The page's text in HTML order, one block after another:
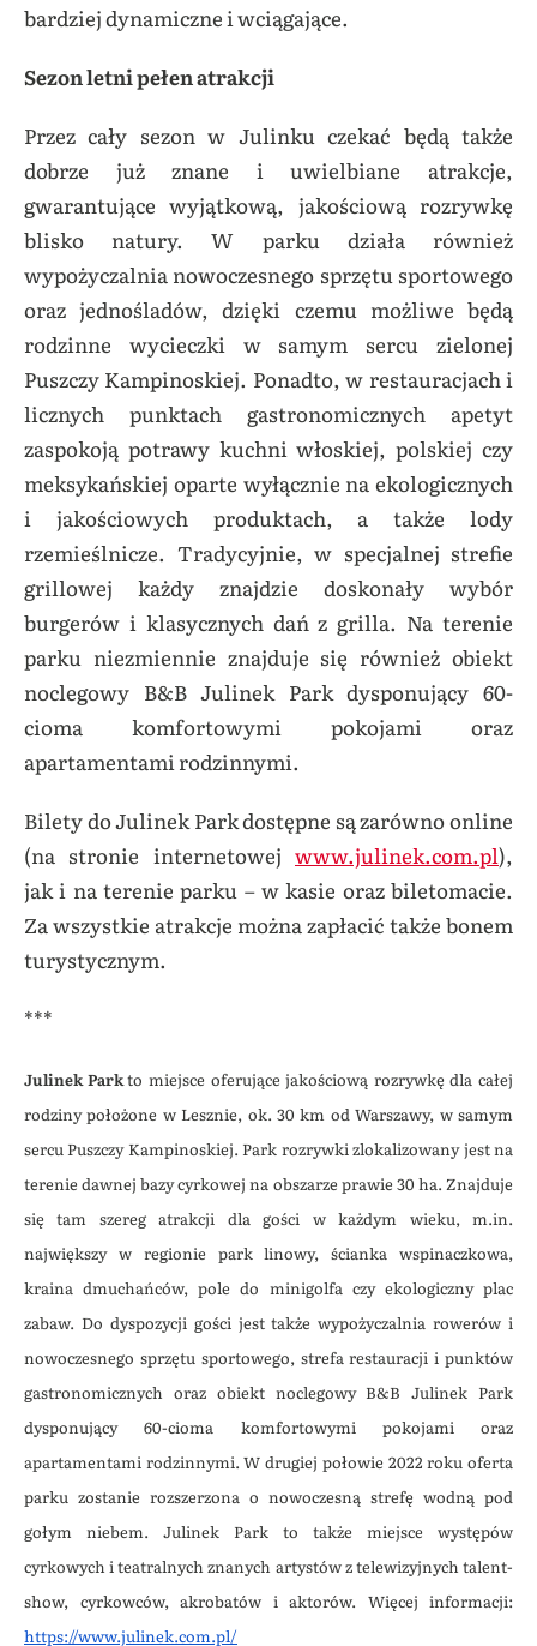
bardziej dynamiczne i wciągające.
Sezon letni pełen atrakcji
Przez cały sezon w Julinku czekać będą także
dobrze już znane i uwielbiane atrakcje,
gwarantujące wyjątkową, jakościową rozrywkę
blisko natury. W parku działa również
wypożyczalnia nowoczesnego sprzętu sportowego
oraz jednośladów, dzięki czemu możliwe będą
rodzinne wycieczki w samym sercu zielonej
Puszczy Kampinoskiej. Ponadto, w restauracjach i
licznych punktach gastronomicznych apetyt
zaspokoją potrawy kuchni włoskiej, polskiej czy
meksykańskiej oparte wyłącznie na ekologicznych
i jakościowych produktach, a także lody
rzemieślnicze. Tradycyjnie, w specjalnej strefie
grillowej każdy znajdzie doskonały wybór
burgerów i klasycznych dań z grilla. Na terenie
parku niezmiennie znajduje się również obiekt
noclegowy B&B Julinek Park dysponujący 60-
cioma komfortowymi pokojami oraz
apartamentami rodzinnymi.
Bilety do Julinek Park dostępne są zarówno online
(na stronie internetowej www.julinek.com.pl),
jak i na terenie parku – w kasie oraz biletomacie.
Za wszystkie atrakcje można zapłacić także bonem
turystycznym.
***
Julinek Parkto miejsce oferujące jakościową rozrywkę dla całej
rodziny położone w Lesznie, ok. 30 km od Warszawy, w samym
sercu Puszczy Kampinoskiej. Park rozrywki zlokalizowany jest na
terenie dawnej bazy cyrkowej na obszarze prawie 30 ha. Znajduje
się tam szereg atrakcji dla gości w każdym wieku, m.in.
największy w regionie park linowy, ścianka wspinaczkowa,
kraina dmuchańców, pole do minigolfa czy ekologiczny plac
zabaw. Do dyspozycji gości jest także wypożyczalnia rowerów i
nowoczesnego sprzętu sportowego, strefa restauracji i punktów
gastronomicznych oraz obiekt noclegowy B&B Julinek Park
dysponujący 60-cioma komfortowymi pokojami oraz
apartamentami rodzinnymi. W drugiej połowie 2022 roku oferta
parku zostanie rozszerzona o nowoczesną strefę wodną pod
gołym niebem. Julinek Park to także miejsce występów
cyrkowych i teatralnych znanych artystów z telewizyjnych talent-
show, cyrkowców, akrobatów i aktorów. Więcej informacji:
https://www.julinek.com.pl/